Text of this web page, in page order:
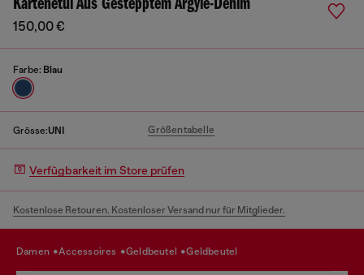
Kartenetui Aus Gestepptem Argyle-Denim
150,00 €
Farbe: Blau
Grösse:UNI Größentabelle
Verfügbarkeit im Store prüfen
Kostenlose Retouren. Kostenloser Versand nur für Mitglieder.
damen accessoires geldbeutel geldbeutel